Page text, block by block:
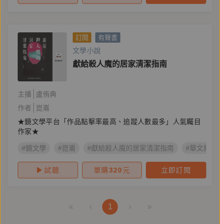
訂閱 有聲書
文學小說
獻給殺人魔的居家清潔指南
主播
盧侑典
作者
崑崙
★鏡文學平台「作品點擊率最高、追蹤人數最多」人氣矚目
作家★
#鏡文學 #崑崙 #獻給殺人魔的居家清潔指南 #華文原創
試聽 單購320 元 立即訂閱
« ‹ 1 › »